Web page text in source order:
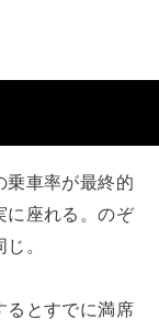
乗車率が最終的
に座れる。のぞ
。
るとすでに満席